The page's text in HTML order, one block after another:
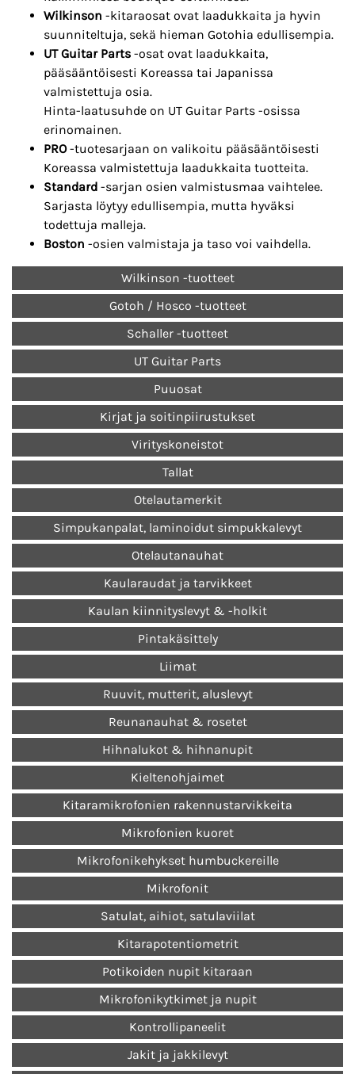
Wilkinson -kitaraosat ovat laadukkaita ja hyvin
suunniteltuja, sekä hieman Gotohia edullisempia.
UT Guitar Parts -osat ovat laadukkaita,
pääsääntöisesti Koreassa tai Japanissa
valmistettuja osia.
Hinta-laatusuhde on UT Guitar Parts -osissa
erinomainen.
PRO-tuotesarjaan on valikoitu pääsääntöisesti
Koreassa valmistettuja laadukkaita tuotteita.
Standard -sarjan osien valmistusmaa vaihtelee.
Sarjasta löytyy edullisempia, mutta hyväksi
todettuja malleja.
Boston -osien valmistaja ja taso voi vaihdella.
Wilkinson -tuotteet
Gotoh / Hosco -tuotteet
Schaller -tuotteet
UT Guitar Parts
Puuosat
Kirjat ja soitinpiirustukset
Virityskoneistot
Tallat
Otelautamerkit
Simpukanpalat, laminoidut simpukkalevyt
Otelautanauhat
Kaularaudat ja tarvikkeet
Kaulan kiinnityslevyt & -holkit
Pintakäsittely
Liimat
Ruuvit, mutterit, aluslevyt
Reunanauhat & rosetet
Hihnalukot & hihnanupit
Kieltenohjaimet
Kitaramikrofonien rakennustarvikkeita
Mikrofonien kuoret
Mikrofonikehykset humbuckereille
Mikrofonit
Satulat, aihiot, satulaviilat
Kitarapotentiometrit
Potikoiden nupit kitaraan
Mikrofonikytkimet ja nupit
Kontrollipaneelit
Jakit ja jakkilevyt